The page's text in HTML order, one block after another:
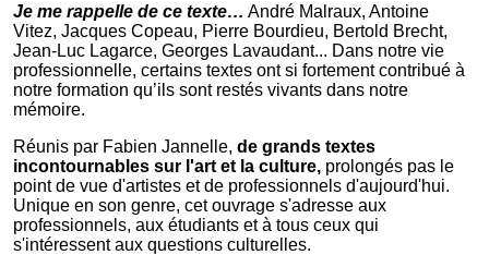
Je me rappelle de ce texte… André Malraux, Antoine
Vitez, Jacques Copeau, Pierre Bourdieu, Bertold Brecht,
Jean-Luc Lagarce, Georges Lavaudant... Dans notre vie
professionnelle, certains textes ont si fortement contribué à
notre formation qu’ils sont restés vivants dans notre
mémoire.
Réunis par Fabien Jannelle, de grands textes
incontournables sur l'art et la culture, prolongés pas le
point de vue d'artistes et de professionnels d'aujourd'hui.
Unique en son genre, cet ouvrage s'adresse aux
professionnels, aux étudiants et à tous ceux qui
s'intéressent aux questions culturelles.